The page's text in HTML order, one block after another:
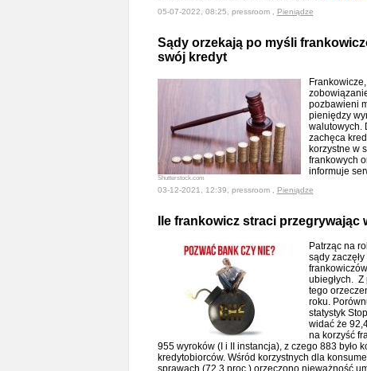
05-07-2022, 08:25, pressroom , Pieniądze
Sądy orzekają po myśli
swój kredyt
Shutterstock.com
pozbawieni
pieniędzy
walutowych.
zachęca
korzystne w
frankowych
informuje
03-12-2021, 12:39, pressroom , Pieniądze
Ile frankowicz straci przegrywając
Patrząc na
sądy
ubiegłych. Z
tego
roku.
statystyk
widać że
na korzyść
955 wyroków (I i II instancja), z czego 883 było
kredytobiorców. Wśród korzystnych dla
sprawach (72,3 proc.) orzeczono nieważność